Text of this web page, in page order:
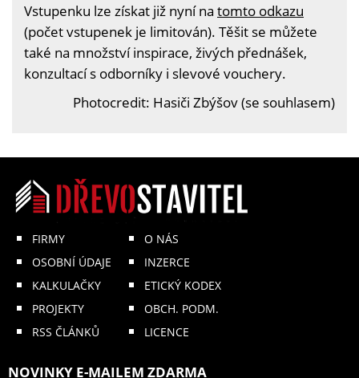
Vstupenku lze získat již nyní na tomto odkazu
(počet vstupenek je limitován). Těšit se můžete
také na množství inspirace, živých přednášek,
konzultací s odborníky i slevové vouchery.
Photocredit: Hasiči Zbýšov (se souhlasem)
FIRMY
OSOBNÍ ÚDAJE
KALKULAČKY
PROJEKTY
RSS ČLÁNKŮ
O NÁS
INZERCE
ETICKÝ KODEX
OBCH. PODM.
LICENCE
NOVINKY E-MAILEM ZDARMA